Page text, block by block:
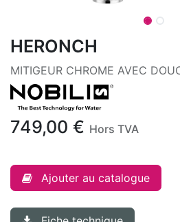
HERONCH
MITIGEUR CHROME AVEC
749,00 € Hors TVA
Ajouter au catalogue